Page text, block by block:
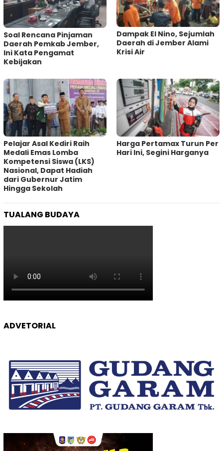
‎Soal Rencana Pinjaman
Daerah Pemkab Jember,
Ini Kata Pengamat
Kebijakan ‎
Dampak El Nino, Sejumlah
Daerah di Jember Alami
Krisi Air
Pelajar Asal Kediri Raih
Medali Emas Lomba
Kompetensi Siswa (LKS)
Nasional, Dapat Hadiah
dari Gubernur Jatim
Hingga Sekolah
Harga Pertamax Turun Per
Hari Ini, Segini Harganya
TUALANG BUDAYA
ADVETORIAL